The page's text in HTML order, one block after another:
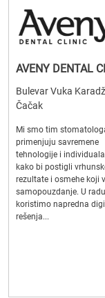
AVENY DENTAL
Bulevar Vuka
Čačak
Mi smo tim
primenjuju savremene
tehnologije i
kako bi postigli
rezultate i osmehe koji
samopouzdanje. U radu
koristimo napredna
rešenja...